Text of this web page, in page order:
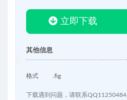
立即下载
其他信息
格式 .fig
下载遇到问题，请联系QQ11250484